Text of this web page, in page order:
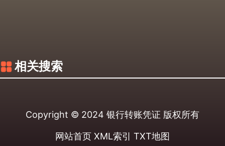
相关搜索
Copyright © 2024 银行转账凭证 版权所有
网站首页 XML索引 TXT地图